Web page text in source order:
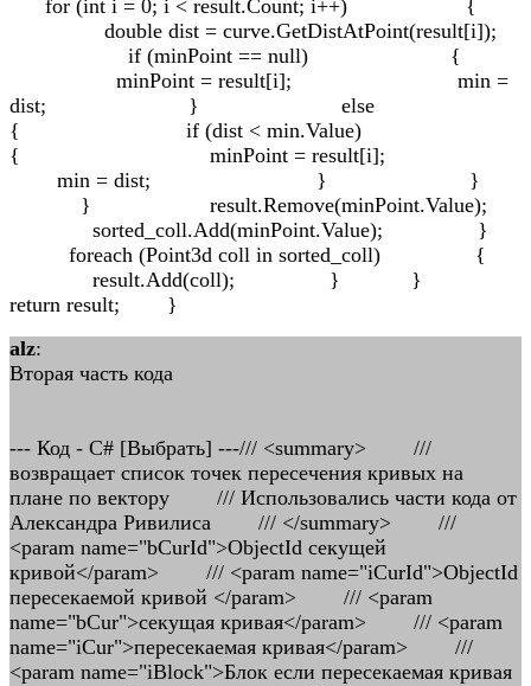
alz:
Вторая часть кода
--- Код - C# [Выбрать] ---/// <summary> /// возвращает список точек пересечения кривых на плане по вектору /// Использовались части кода от Александра Ривилиса /// </summary> /// <param name="bCurId">ObjectId секущей кривой</param> /// <param name="iCurId">ObjectId пересекаемой кривой </param> /// <param name="bCur">секущая кривая</param> /// <param name="iCur">пересекаемая кривая</param> /// <param name="iBlock">Блок если пересекаемая кривая находится в блоке</param> /// <param name="plane">план на котором ищутся пересечения</param> /// <param name="vector">направление проецирования на план</param> /// <param name="firstLast">возвращать точки пересечения на концах пересекаемой линии?</param> /// <returns>список точек пересечения на пересекаемой кривой</returns> private List<Point3d> IntersectPoints(ObjectId bCurId, ObjectId iCurId, Curve bCur, Curve iCur, Plane plane, Vector3d vector, bool firstLast) { List<Point3d> result = new List<Point3d>(); //если кривых нет то останавливаем if ((bCurId == ObjectId.Null & bCur == null) | (iCurId == ObjectId.Null & iCur == null)) return result; //если кривые заданы через ObjectId то получаем if (bCur == null | iCur == null) { using (Transaction tr = HostApplicationServices.WorkingDatabase.TransactionManager.StartTransaction()) { if (bCur == null) { bCur = tr.GetObject(bCurId, OpenMode.ForRead, false, true) as Curve; } if (iCur == null) { iCur = tr.GetObject(iCurId, OpenMode.ForRead, false, true) as Curve; } tr.Commit(); } } //если вдруг что-то пошло не так и кривые мы все таки не получили то прекращаем if (bCur == null | iCur == null) return result; //получаем проекции кривых на плоскость using (Curve bCurPr = bCur.GetProjectedCurve(plane, vector)) using (Curve iCurPr = iCur.GetProjectedCurve(plane, vector)) { //проверяем что проекции имеют длину if ((bCurPr.GetDistanceAtParameter(bCurPr.StartParam) + bCurPr.GetDistanceAtParameter(bCurPr.EndParam)) == 0) return result; if ((iCurPr.GetDistanceAtParameter(iCurPr.StartParam) + iCurPr.GetDistanceAtParameter(iCurPr.EndParam)) == 0) return result; //получаем Curve3d using (Curve3d bCurPr3d = bCurPr.GetGeCurve()) using (Curve3d iCurPr3d = iCurPr.GetGeCurve()) { //получаем точки пересечения кривых using (CurveCurveIntersector3d cInt = new CurveCurveIntersector3d(bCurPr3d, iCurPr3d, vector)) { //если пересечения есть if (cInt.NumberOfIntersectionPoints > 0) { //получаем непроецированную кривую как Curve3d using (Curve3d iCur3d = iCur.GetGeCurve()) { //проходим по пересечениям for (int i = 0; i < cInt.NumberOfIntersectionPoints; i++) { //если касание пропускаем if (cInt.IsTangential(i)) continue; //получаем точку пересечения Point3d point = cInt.GetIntersectionPoint(i); //если это точка начала или конца и она не нужна то пропускаем if (!firstLast) { if ((i == 0 | i == (cInt.NumberOfIntersectionPoints - 1)) & (point.Equals(iCurPr3d.StartPoint) | point.Equals(iCurPr3d.EndPoint))) continue; } //строим линию из этой точки и ищем реальную точку на непроецированной кривой using (Line3d line = new Line3d(point, vector)) { //получаем точки пересечения линии и непроецированной кривой using (CurveCurveIntersector3d cits = new CurveCurveIntersector3d(iCur3d, line, vector)) { if (cits.NumberOfIntersectionPoints > 0) { for (int j = 0; j < cits.NumberOfIntersectionPoints; j++) { //если этой точки нет в списке то добавляем в список if (!result.Contains(cits.GetIntersectionPoint(j))) result.Add(cits.GetIntersectionPoint(j)); } } } } } } } } } } //возвращаем отсортированные точки return SortPoint(result, iCur); } /// <summary> /// Возвращает ObjectId кривых в лупе отрисованных в текущем пространстве /// (немного доработанная функция от Александра Ривилиса) /// </summary> /// <param name="loop"></param> /// <param name="plane"></param> /// <param name="iBlock"></param> /// <returns></returns> private List<ObjectId> GetCurveFromLoop(HatchLoop loop, Plane plane, Hatch hatch) { List<ObjectId> result = new List<ObjectId>(); using (Transaction tr = HostApplicationServices.WorkingDatabase.TransactionManager.StartTransaction()) { using (BlockTableRecord ms = tr.GetObject(HostApplicationServices.WorkingDatabase.CurrentSpaceId, OpenMode.ForWrite, false, true) as BlockTableRecord) { if (loop.IsPolyline) { using (Polyline poly = new Polyline()) { int iVertex = 0; foreach (BulgeVertex bv in loop.Polyline) { poly.AddVertexAt(iVertex++, bv.Vertex, bv.Bulge, 0.0, 0.0); } poly.Normal = hatch.Normal; poly.Elevation = hatch.Elevation; result.Add(ms.AppendEntity(poly)); tr.AddNewlyCreatedDBObject(poly, true); } } else { foreach (Curve2d cv in loop.Curves) { LineSegment2d line2d = cv as LineSegment2d; CircularArc2d arc2d = cv as CircularArc2d; EllipticalArc2d ellipse2d = cv as EllipticalArc2d; NurbCurve2d spline2d = cv as NurbCurve2d; if (line2d != null) { using (Line ent = new Line()) { ent.StartPoint = new Point3d(plane, line2d.StartPoint); ent.EndPoint = new Point3d(plane, line2d.EndPoint); result.Add(ms.AppendEntity(ent)); tr.AddNewlyCreatedDBObject(ent, true); } } else if (arc2d != null) { if (arc2d.IsClosed() || Math.Abs(arc2d.EndAngle - arc2d.StartAngle) < 1e-5) { using (Circle ent = new Circle(new Point3d(plane, arc2d.Center), plane.Normal, arc2d.Radius)) { result.Add(ms.AppendEntity(ent)); tr.AddNewlyCreatedDBObject(ent, true); } } else { if (arc2d.IsClockWise) { arc2d = arc2d.GetReverseParameterCurve() as CircularArc2d; } double angle = new Vector3d(plane, arc2d.ReferenceVector).AngleOnPlane(plane); double startAngle = arc2d.StartAngle + angle; double endAngle = arc2d.EndAngle + angle; using (Arc ent = new Arc(new Point3d(plane, arc2d.Center), plane.Normal, arc2d.Radius, startAngle, endAngle)) { result.Add(ms.AppendEntity(ent)); tr.AddNewlyCreatedDBObject(ent, true); } } } else if (ellipse2d != null) { //------------------------------------------------------------------------------------------- // Bug